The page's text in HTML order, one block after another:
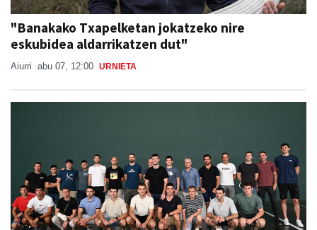
"Banakako Txapelketan jokatzeko nire
eskubidea aldarrikatzen dut"
Aiurri abu 07, 12:00 URNIETA